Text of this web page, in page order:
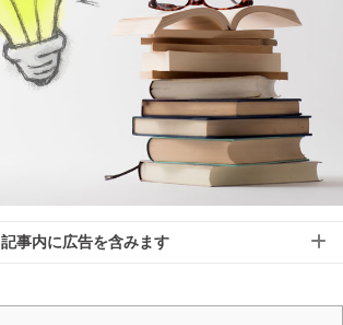
記事内に広告を含みます